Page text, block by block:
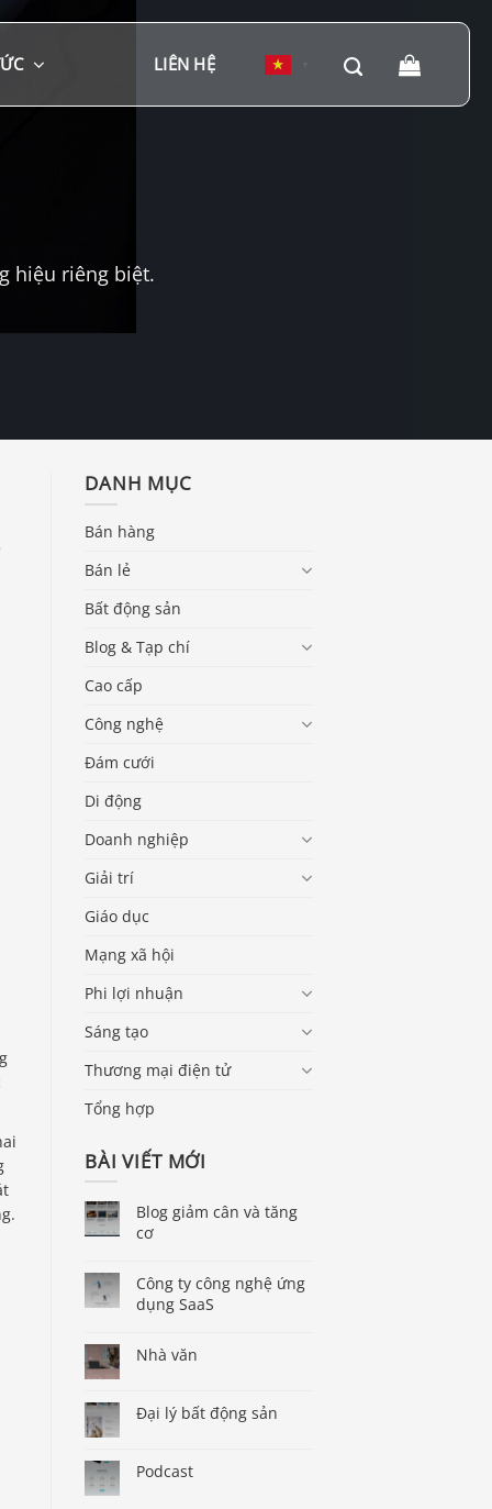
LIÊN HỆ
hiệu riêng biệt.
DANH MỤC
Bán hàng
Bán lẻ
Bất động sản
Blog & Tạp chí
Cao cấp
Công nghệ
Đám cưới
Di động
Doanh nghiệp
Giải trí
Giáo dục
Mạng xã hội
Phi lợi nhuận
Sáng tạo
Thương mại điện tử
Tổng hợp
BÀI VIẾT MỚI
Blog giảm cân và tăng
cơ
Công ty công nghệ ứng
dụng SaaS
Nhà văn
Đại lý bất động sản
Podcast